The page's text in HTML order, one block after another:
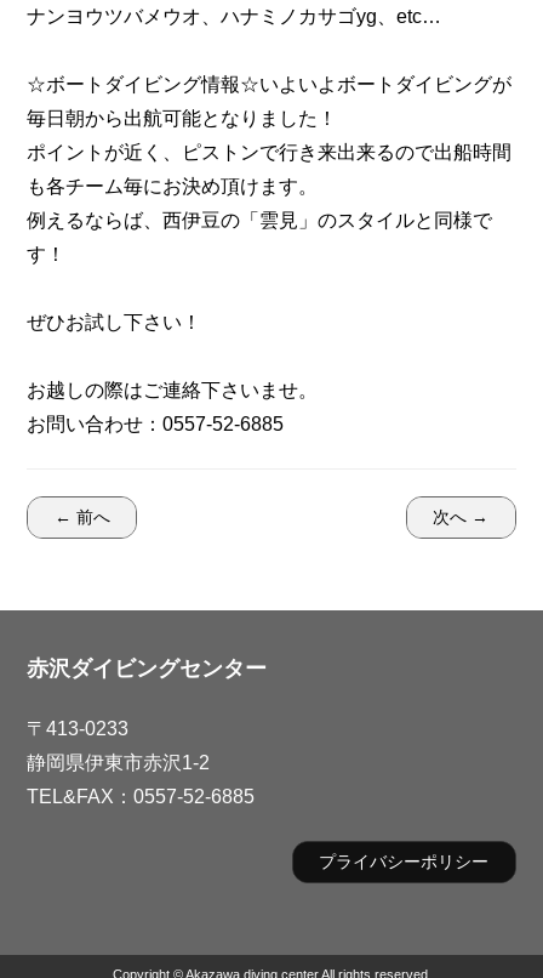
ナンヨウツバメウオ、ハナミノカサゴyg、etc…
☆ボートダイビング情報☆いよいよボートダイビングが
毎日朝から出航可能となりました！
ポイントが近く、ピストンで行き来出来るので出船時間
も各チーム毎にお決め頂けます。
例えるならば、西伊豆の「雲見」のスタイルと同様で
す！
ぜひお試し下さい！
お越しの際はご連絡下さいませ。
お問い合わせ：0557-52-6885
← 前へ 次へ →
赤沢ダイビングセンター
〒413-0233
静岡県伊東市赤沢1-2
TEL&FAX：0557-52-6885
プライバシーポリシー
Copyright © Akazawa diving center All rights reserved.